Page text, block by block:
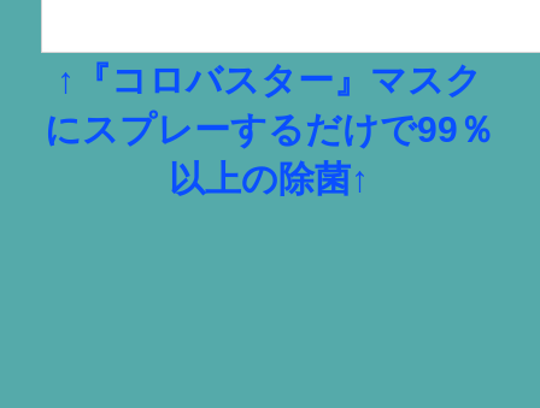
↑『コロバスター』マスク
にスプレーするだけで99％
以上の除菌↑